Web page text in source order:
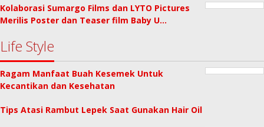
Kolaborasi Sumargo Films dan LYTO Pictures
Merilis Poster dan Teaser film Baby U…
Life Style
Ragam Manfaat Buah Kesemek Untuk
Kecantikan dan Kesehatan
Tips Atasi Rambut Lepek Saat Gunakan Hair Oil